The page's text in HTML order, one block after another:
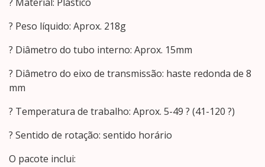
? Peso líquido: Aprox. 218g
? Diâmetro do tubo interno: Aprox. 15mm
? Diâmetro do eixo de transmissão: haste redonda de 8
mm
? Temperatura de trabalho: Aprox. 5-49 ? (41-120 ?)
? Sentido de rotação: sentido horário
O pacote inclui: